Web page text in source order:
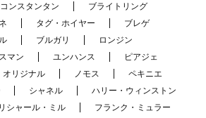
ンスタンタン
ブライトリング
タグ・ホイヤー
ブレゲ
ブルガリ
ロンジン
マン
ユンハンス
ピアジェ
オリジナル
ノモス
ペキニエ
シャネル
ハリー・ウィンストン
リシャール・ミル
フランク・ミュラー